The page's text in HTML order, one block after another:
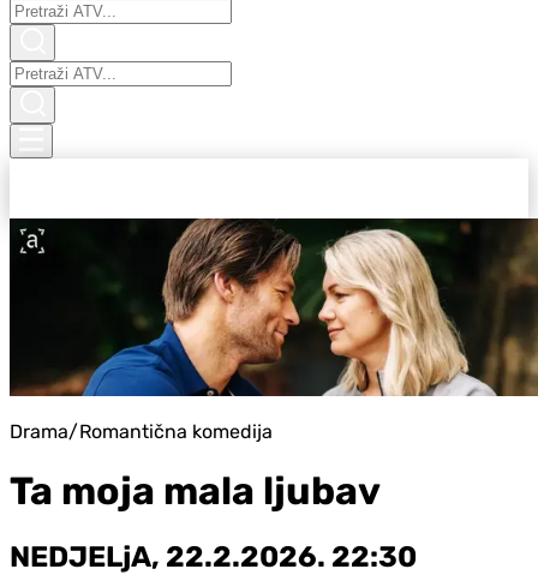
Drama/Romantična komedija
Ta moja mala ljubav
NEDJELjA, 22.2.2026. 22:30